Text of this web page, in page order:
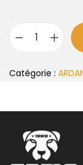
Catégorie :